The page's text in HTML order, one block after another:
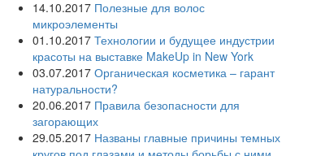
14.10.2017 Полезные для волос
микроэлементы
01.10.2017 Технологии и будущее индустрии
красоты на выставке MakeUp in New York
03.07.2017 Органическая косметика – гарант
натуральности?
20.06.2017 Правила безопасности для
загорающих
29.05.2017 Названы главные причины темных